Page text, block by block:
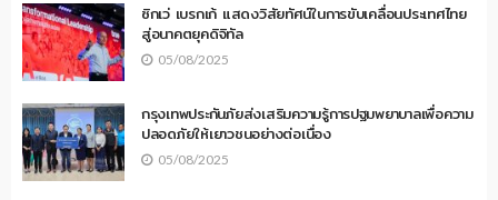
ซิกเว่ เบรกเก้ แสดงวิสัยทัศน์ในการขับเคลื่อนประเทศไทย
สู่อนาคตยุคดิจิทัล
05/08/2025
กรุงเทพประกันภัยส่งเสริมความรู้การปฐมพยาบาลเพื่อความ
ปลอดภัยให้เยาวชนอย่างต่อเนื่อง
05/08/2025